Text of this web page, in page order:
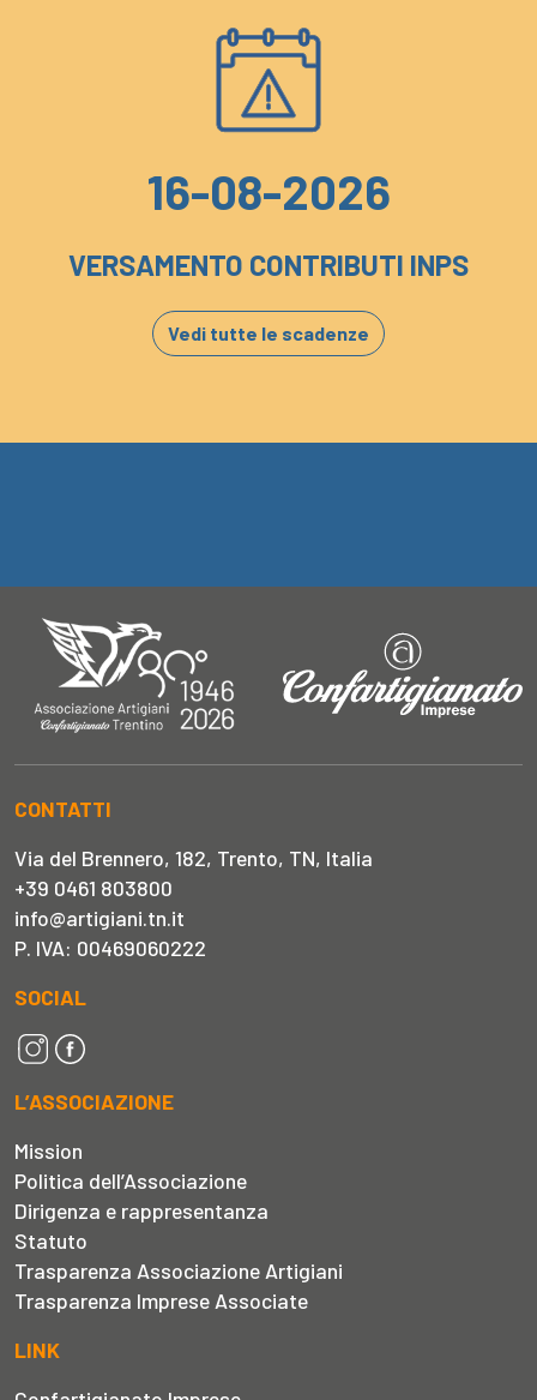
16-08-2026
VERSAMENTO CONTRIBUTI INPS
Vedi tutte le scadenze
CONTATTI
Via del Brennero, 182, Trento, TN, Italia
+39 0461 803800
info@artigiani.tn.it
P. IVA: 00469060222
SOCIAL
L’ASSOCIAZIONE
Mission
Politica dell’Associazione
Dirigenza e rappresentanza
Statuto
Trasparenza Associazione Artigiani
Trasparenza Imprese Associate
LINK